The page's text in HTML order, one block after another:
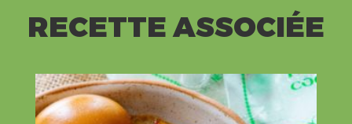
RECETTE ASSOCIÉE